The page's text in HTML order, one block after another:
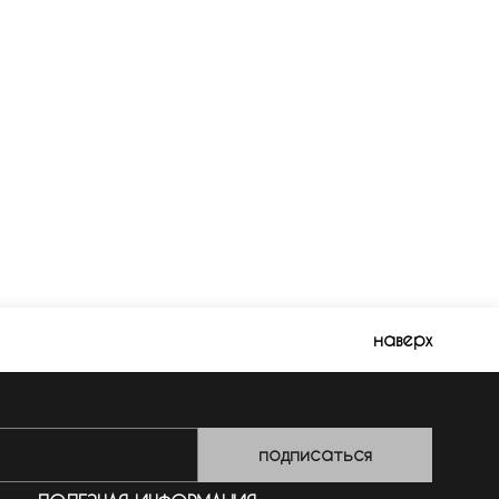
наверх
подписаться